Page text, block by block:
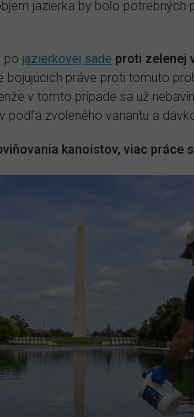
jazierka by bolo potrebných
po jazierkovej sade proti zelenej
bojujúcich práve proti tomuto
v tomto prípade sa už
zvoleného variantu a
kanoistov, viac práce